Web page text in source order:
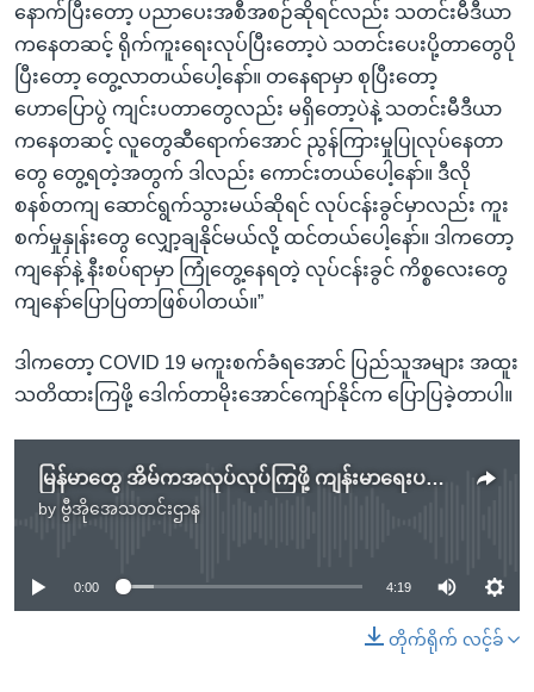
နောက်ပြီးတော့ ပညာပေးအစီအစဉ်ဆိုရင်လည်း သတင်းမီဒီယာ
ကနေတဆင့် ရိုက်ကူးရေးလုပ်ပြီးတော့ပဲ သတင်းပေးပို့တာတွေပို
ပြီးတော့ တွေ့လာတယ်ပေါ့နော်။ တနေရာမှာ စုပြီးတော့
ဟောပြောပွဲ ကျင်းပတာတွေလည်း မရှိတော့ပဲနဲ့ သတင်းမီဒီယာ
ကနေတဆင့် လူတွေဆီရောက်အောင် ညွန်ကြားမှုပြုလုပ်နေတာ
တွေ တွေ့ရတဲ့အတွက် ဒါလည်း ကောင်းတယ်ပေါ့နော်။ ဒီလို
စနစ်တကျ ဆောင်ရွက်သွားမယ်ဆိုရင် လုပ်ငန်းခွင်မှာလည်း ကူး
စက်မှုနှုန်းတွေ လျှော့ချနိုင်မယ်လို့ ထင်တယ်ပေါ့နော်။ ဒါကတော့
ကျနော်နဲ့ နီးစပ်ရာမှာ ကြုံတွေ့နေရတဲ့ လုပ်ငန်းခွင် ကိစ္စလေးတွေ
ကျနော်ပြောပြတာဖြစ်ပါတယ်။”
ဒါကတော့ COVID 19 မကူးစက်ခံရအောင် ပြည်သူအများ အထူး
သတိထားကြဖို့ ဒေါက်တာမိုးအောင်ကျော်နိုင်က ပြောပြခဲ့တာပါ။
မြန်မာတွေ အိမ်ကအလုပ်လုပ်ကြဖို့ ကျန်းမာရေးပညာရှင်တွေ တိုက်တွန်း
by ဗွီအိုအေသတင်းဌာန
No media source currently available
0:00 4:19
တိုက်ရိုက် လင့်ခ်